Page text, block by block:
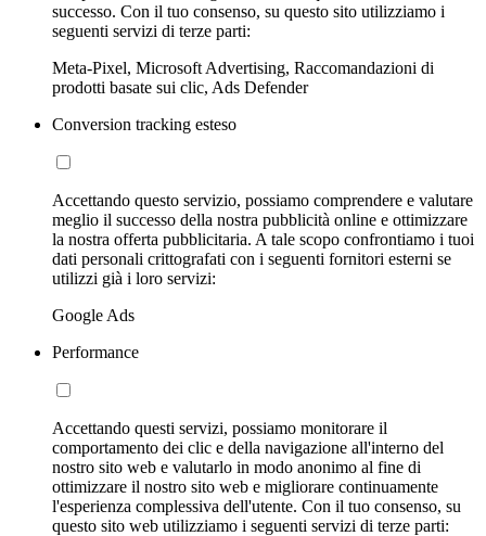
successo. Con il tuo consenso, su questo sito utilizziamo i
seguenti servizi di terze parti:
Meta-Pixel, Microsoft Advertising, Raccomandazioni di
prodotti basate sui clic, Ads Defender
Conversion tracking esteso
Accettando questo servizio, possiamo comprendere e valutare
meglio il successo della nostra pubblicità online e ottimizzare
la nostra offerta pubblicitaria. A tale scopo confrontiamo i tuoi
dati personali crittografati con i seguenti fornitori esterni se
utilizzi già i loro servizi:
Google Ads
Performance
Accettando questi servizi, possiamo monitorare il
comportamento dei clic e della navigazione all'interno del
nostro sito web e valutarlo in modo anonimo al fine di
ottimizzare il nostro sito web e migliorare continuamente
l'esperienza complessiva dell'utente. Con il tuo consenso, su
questo sito web utilizziamo i seguenti servizi di terze parti: